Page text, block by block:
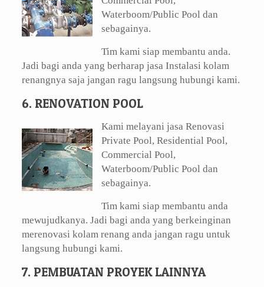
Waterboom/Public Pool dan
sebagainya.
Tim kami siap membantu anda.
Jadi bagi anda yang berharap jasa Instalasi kolam
renangnya saja jangan ragu langsung hubungi kami.
6. RENOVATION POOL
Kami melayani jasa Renovasi
Private Pool, Residential Pool,
Commercial Pool,
Waterboom/Public Pool dan
sebagainya.
Tim kami siap membantu anda
mewujudkanya. Jadi bagi anda yang berkeinginan
merenovasi kolam renang anda jangan ragu untuk
langsung hubungi kami.
7. PEMBUATAN PROYEK LAINNYA